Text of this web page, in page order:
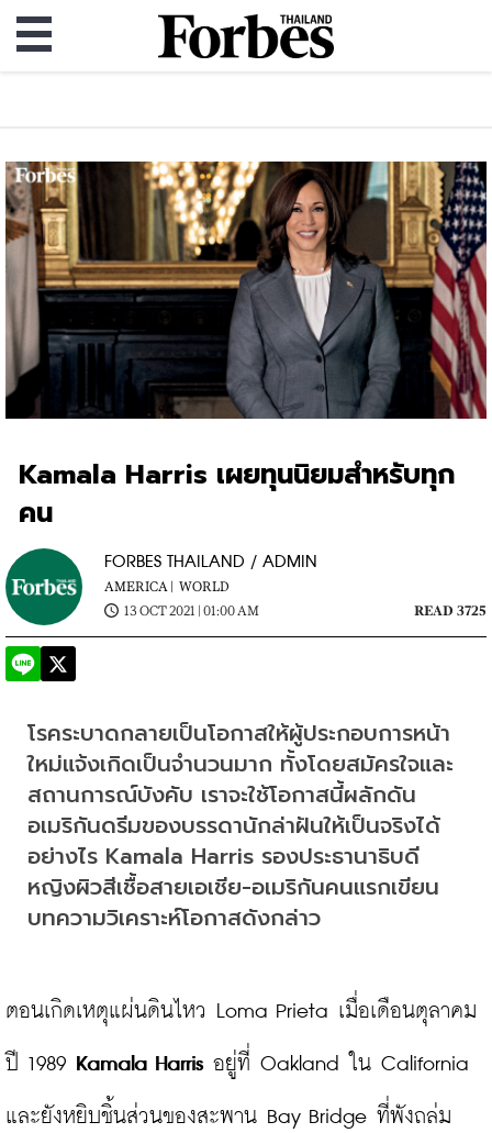
Kamala Harris เผยทุนนิยมสำหรับทุก
คน
FORBES THAILAND / ADMIN
AMERICA | WORLD
13 OCT 2021 | 01:00 AM
READ 3725
โรคระบาดกลายเป็นโอกาสให้ผู้ประกอบการหน้า
ใหม่แจ้งเกิดเป็นจำนวนมาก ทั้งโดยสมัครใจและ
สถานการณ์บังคับ เราจะใช้โอกาสนี้ผลักดัน
อเมริกันดรีมของบรรดานักล่าฝันให้เป็นจริงได้
อย่างไร Kamala Harris รองประธานาธิบดี
หญิงผิวสีเชื้อสายเอเชีย-อเมริกันคนแรกเขียน
บทความวิเคราะห์โอกาสดังกล่าว
ตอนเกิดเหตุแผ่นดินไหว Loma Prieta เมื่อเดือนตุลาคม
ปี 1989 Kamala Harris อยู่ที่ Oakland ใน California
และยังหยิบชิ้นส่วนของสะพาน Bay Bridge ที่พังถล่ม